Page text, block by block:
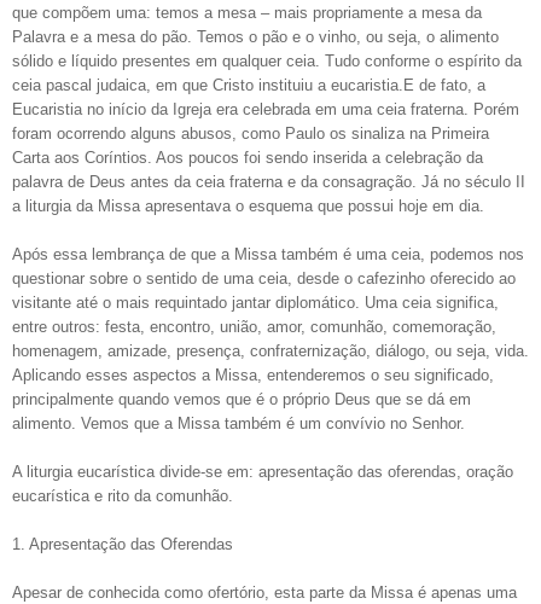
que compõem uma: temos a mesa – mais propriamente a mesa da
Palavra e a mesa do pão. Temos o pão e o vinho, ou seja, o alimento
sólido e líquido presentes em qualquer ceia. Tudo conforme o espírito da
ceia pascal judaica, em que Cristo instituiu a eucaristia.E de fato, a
Eucaristia no início da Igreja era celebrada em uma ceia fraterna. Porém
foram ocorrendo alguns abusos, como Paulo os sinaliza na Primeira
Carta aos Coríntios. Aos poucos foi sendo inserida a celebração da
palavra de Deus antes da ceia fraterna e da consagração. Já no século II
a liturgia da Missa apresentava o esquema que possui hoje em dia.
Após essa lembrança de que a Missa também é uma ceia, podemos nos
questionar sobre o sentido de uma ceia, desde o cafezinho oferecido ao
visitante até o mais requintado jantar diplomático. Uma ceia significa,
entre outros: festa, encontro, união, amor, comunhão, comemoração,
homenagem, amizade, presença, confraternização, diálogo, ou seja, vida.
Aplicando esses aspectos a Missa, entenderemos o seu significado,
principalmente quando vemos que é o próprio Deus que se dá em
alimento. Vemos que a Missa também é um convívio no Senhor.
A liturgia eucarística divide-se em: apresentação das oferendas, oração
eucarística e rito da comunhão.
1. Apresentação das Oferendas
Apesar de conhecida como ofertório, esta parte da Missa é apenas uma